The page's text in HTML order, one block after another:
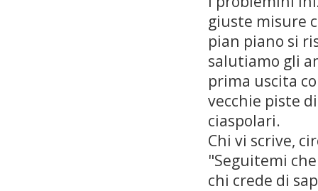
giuste misure
pian piano si
salutiamo gli
prima uscita
vecchie piste
ciaspolari.
Chi vi scrive,
"Seguitemi
chi crede di